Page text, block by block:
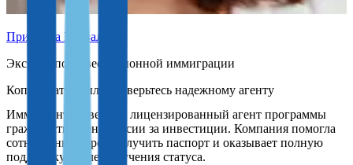
Присцила Карвальо
Эксперт по инвестиционной иммиграции
Доверьтесь надежному агенту
Иммигрант Инвест — лицензированный агент программы
гражданства Сент-Люсии за инвестиции. Компания помогла
сотням инвесторов получить паспорт и оказывает полную
поддержку после получения статуса.